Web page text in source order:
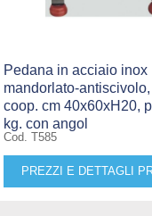
Pedana in acciaio inox
mandorlato-
coop. cm 40x60xH20,
kg. con angol
Cod. T585
PREZZI E DETTAGLI